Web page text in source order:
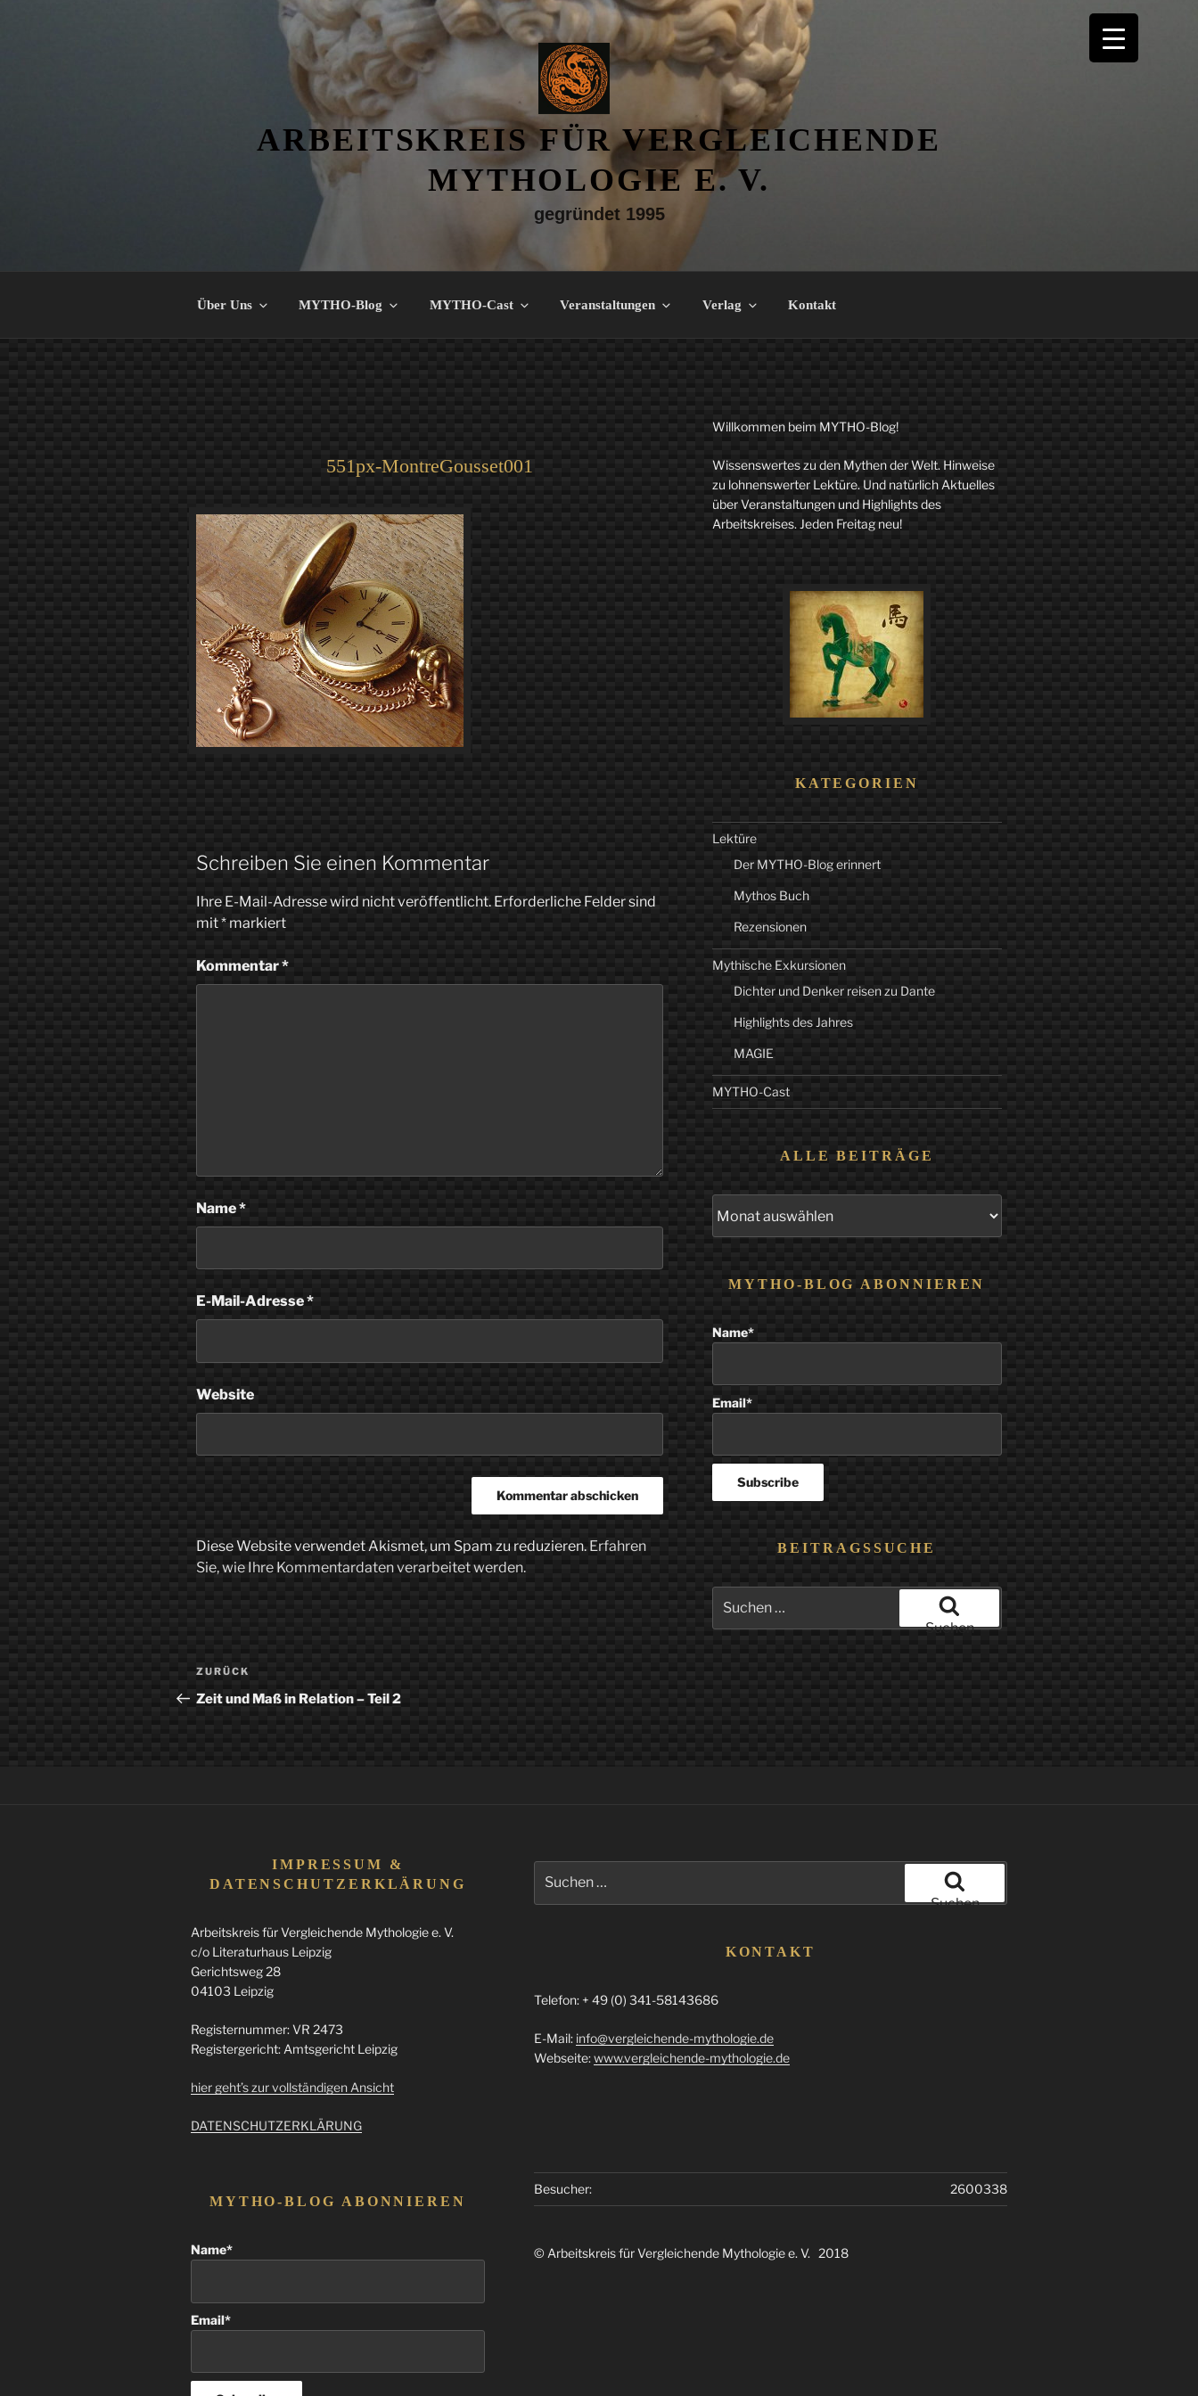
ARBEITSKREIS FÜR VERGLEICHENDE
MYTHOLOGIE E. V.
gegründet 1995
Über Uns MYTHO-Blog MYTHO-Cast Veranstaltungen Verlag Kontakt
551px-MontreGousset001
Schreiben Sie einen Kommentar
Ihre E-Mail-Adresse wird nicht veröffentlicht. Erforderliche Felder sind
mit* markiert
Kommentar*
Name*
E-Mail-Adresse*
Website
Diese Website verwendet Akismet, um Spam zu reduzieren. Erfahren
Sie, wie Ihre Kommentardaten verarbeitet werden.
Beitragsnavigation
Vorheriger
Beitrag
ZURÜCK
Zeit und Maß in Relation – Teil 2
Willkommen beim MYTHO-Blog!
Wissenswertes zu den Mythen der Welt. Hinweise
zu lohnenswerter Lektüre. Und natürlich Aktuelles
über Veranstaltungen und Highlights des
Arbeitskreises. Jeden Freitag neu!
KATEGORIEN
Lektüre
Der MYTHO-Blog erinnert
Mythos Buch
Rezensionen
Mythische Exkursionen
Dichter und Denker reisen zu Dante
Highlights des Jahres
MAGIE
MYTHO-Cast
ALLE BEITRÄGE
Beiträge
MYTHO-BLOG ABONNIEREN
Name*
Email*
BEITRAGSSUCHE
nach:
Suchen
IMPRESSUM &
DATENSCHUTZERKLÄRUNG
Arbeitskreis für Vergleichende Mythologie e. V.
c/o Literaturhaus Leipzig
Gerichtsweg 28
04103 Leipzig
Registernummer: VR 2473
Registergericht: Amtsgericht Leipzig
hier geht’s zur vollständigen Ansicht
DATENSCHUTZERKLÄRUNG
MYTHO-BLOG ABONNIEREN
Name*
Email*
nach:
Suchen
KONTAKT
Telefon: + 49 (0) 341-58143686
E-Mail: info@vergleichende-mythologie.de
Webseite:www.vergleichende-mythologie.de
2600338
Besucher:
© Arbeitskreis für Vergleichende Mythologie e. V. 2018